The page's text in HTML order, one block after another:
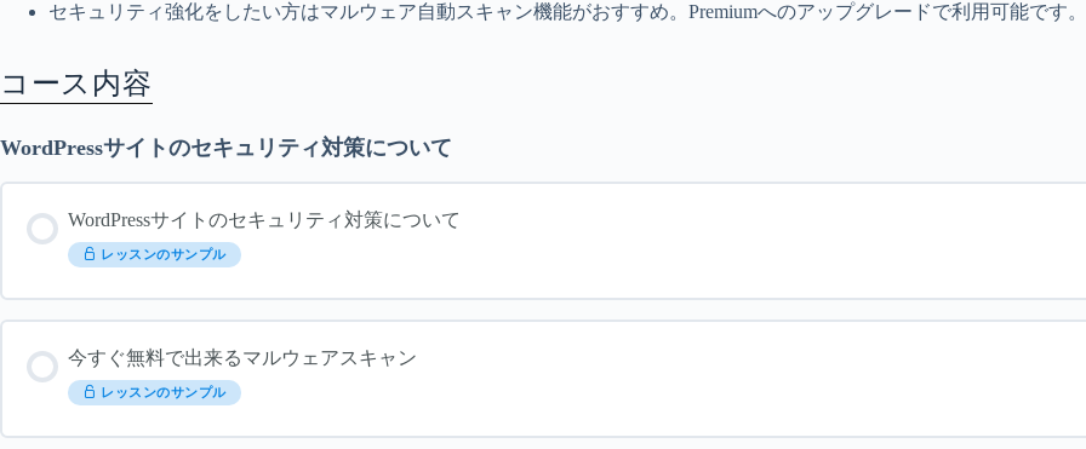
セキュリティ強化をしたい方はマルウェア自動スキャン機能がおすすめ。Premiumへのアップグレードで利用可能です。
コース内容
WordPressサイトのセキュリティ対策について
WordPressサイトのセキュリティ対策について
レッスンのサンプル
今すぐ無料で出来るマルウェアスキャン
レッスンのサンプル